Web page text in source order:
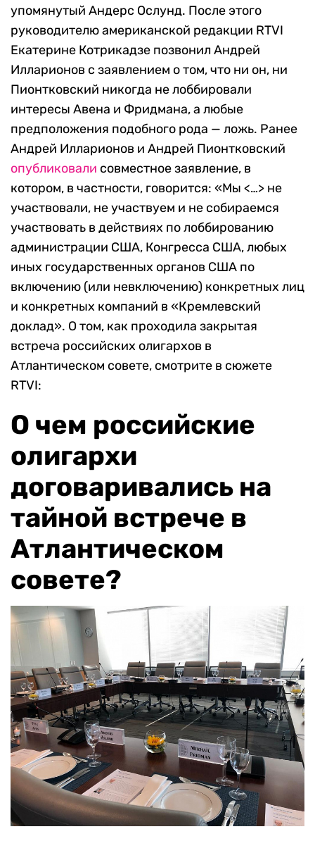
упомянутый Андерс Ослунд. После этого
руководителю американской редакции RTVI
Екатерине Котрикадзе позвонил Андрей
Илларионов с заявлением о том, что ни он, ни
Пионтковский никогда не лоббировали
интересы Авена и Фридмана, а любые
предположения подобного рода — ложь. Ранее
Андрей Илларионов и Андрей Пионтковский
опубликовали совместное заявление, в
котором, в частности, говорится: «Мы <…> не
участвовали, не участвуем и не собираемся
участвовать в действиях по лоббированию
администрации США, Конгресса США, любых
иных государственных органов США по
включению (или невключению) конкретных лиц
и конкретных компаний в «Кремлевский
доклад». О том, как проходила закрытая
встреча российских олигархов в
Атлантическом совете, смотрите в сюжете
RTVI:
О чем российские
олигархи
договаривались на
тайной встрече в
Атлантическом
совете?